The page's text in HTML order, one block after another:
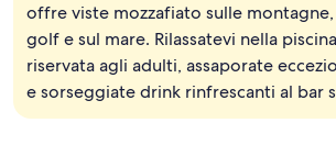
7 piscine
offre viste mozzafiato sulle
golf e sul mare. Rilassatevi nella
riservata agli adulti, assaporate
e sorseggiate drink rinfrescanti al bar